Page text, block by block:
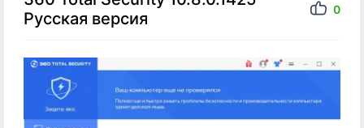
Русская версия
0